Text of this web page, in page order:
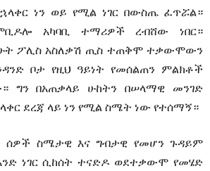
ነን ወይ የሚል ነገር በውስጤ ፈጥሯል።
አካባቢ ተማሪዎች ረብሸው ነበር።
ፖሊስ አስለቃሽ ጢስ ተጠቅሞ ተቃውሞውን
ቦታ የዚህ ዓይነት የመሰልጠን ምልክቶች
ግን በአጠቃላይ ሁከትን በሠላማዊ መንገድ
ደረጃ ላይ ነን የሚል ስሜት ነው የተሰማኝ።
ሰዎች ስሜታዊ እና ግብታዊ የመሆን ጉዳይም
ነገር ሲከሰት ተናድዶ ወደተቃውሞ የመሄድ